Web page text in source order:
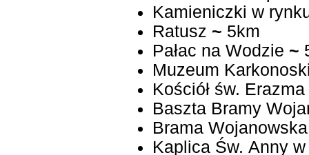
Kamieniczki w
Ratusz ~ 5km
Pałac na Wodzie ~
Muzeum
Kościół św.
Baszta Bramy
Brama Wojanowska
Kaplica Św. Anny